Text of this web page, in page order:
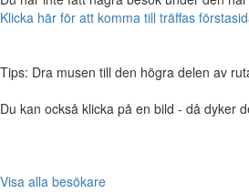
Klicka här för att komma till träffas
Tips: Dra musen till den högra delen av
Du kan också klicka på en bild - då dyker
Visa alla besökare